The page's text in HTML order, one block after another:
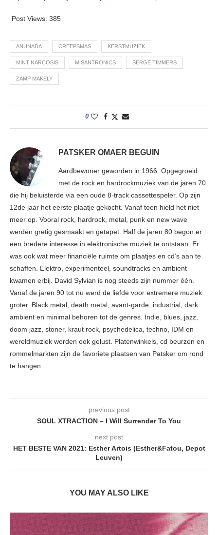
Post Views: 385
ANUNADA CREEPSMAS KERSTMUZIEK
MINT NARCOSIS MISANTRONICS SERGE TIMMERS
ZAMP MAKELY
0
PATSKER OMAER BEGUIN
Aardbewoner geworden in 1966. Opgegroeid
met de rock en hardrockmuziek van de jaren 70
die hij beluisterde via een oude 8-track cassettespeler. Op zijn
12de jaar het eerste plaatje gekocht. Vanaf toen hield het niet
meer op. Vooral rock, hardrock, metal, punk en new wave
werden gretig gesmaakt en getapet. Half de jaren 80 begon er
een bredere interesse in elektronische muziek te ontstaan. Er
was ook wat meer financiële ruimte om plaatjes en cd’s aan te
schaffen. Elektro, experimenteel, soundtracks en ambient
kwamen erbij. David Sylvian is nog steeds zijn nummer één.
Vanaf de jaren 90 tot nu werd de liefde voor extremere muziek
groter. Black metal, death metal, avant-garde, industrial, dark
ambient en minimal behoren tot de genres. Indie, blues, jazz,
doom jazz, stoner, kraut rock, psychedelica, techno, IDM en
wereldmuziek worden ook gelust. Platenwinkels, cd beurzen en
rommelmarkten zijn de favoriete plaatsen van Patsker om rond
te hangen.
previous post
SOUL XTRACTION – I Will Surrender To You
next post
HET BESTE VAN 2021: Esther Artois (Esther&Fatou, Depot
Leuven)
YOU MAY ALSO LIKE